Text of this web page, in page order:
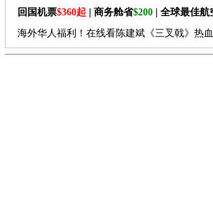
回国机票$360起 | 商务舱省$200 | 全球最佳
海外华人福利！在线看陈建斌《三叉戟》热